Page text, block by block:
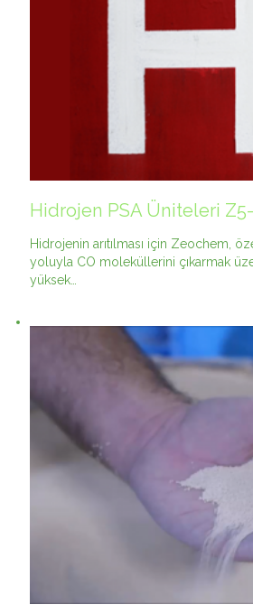
Hidrojen PSA Üniteleri
Hidrojenin arıtılması için Zeochem,
yoluyla CO moleküllerini çıkarmak
yüksek…